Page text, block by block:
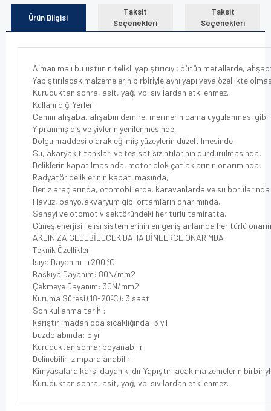
Ürün Bilgisi
Taksit
Seçenekleri
Taksit
Seçenekleri
Alman malı bu üstün nitelikli yapıştırıcıyı; bütün metallerde,
Yapıştırılacak malzemelerin birbiriyle aynı yapı veya özellikte
Kuruduktan sonra, asit, yağ, vb. sıvılardan etkilenmez.
Kullanıldığı Yerler
Camın ahşaba, ahşabın demire, mermerin cama uygulanması
Yıpranmış diş ve yivlerin yenilenmesinde,
Dolgu maddesi olarak eğilmiş yüzeylerin düzeltilmesinde
Su, akaryakıt tankları ve tesisat sızıntılarının durdurulmasında,
Deliklerin kapatılmasında, motor blok çatlaklarının onarımında,
Radyatör deliklerinin kapatılmasında,
Deniz araçlarında, otomobillerde, karavanlarda ve su
Havuz, banyo,akvaryum gibi ortamların onarımında.
Sanayi ve otomotiv sektöründeki her türlü tamiratta.
Güneş enerjisi ile ısı sistemlerinin en geniş anlamda her türlü
AKLINIZA GELEBİLECEK DAHA BİNLERCE ONARIMDA
Teknik Özellikler
Isıya Dayanım: +200 ºC.
Baskıya Dayanım: 80N/mm2
Çekmeye Dayanım: 30N/mm2
Kuruma Süresi (18-20ºC): 3 saat
Son kullanma tarihi:
karıştırılmadan oda sıcaklığında: 3 yıl
buzdolabında: 5 yıl
Kuruduktan sonra; boyanabilir
Delinebilir, zımparalanabilir.
Kimyasalara karşı dayanıklıdır Yapıştırılacak malzemelerin
Kuruduktan sonra, asit, yağ, vb. sıvılardan etkilenmez.